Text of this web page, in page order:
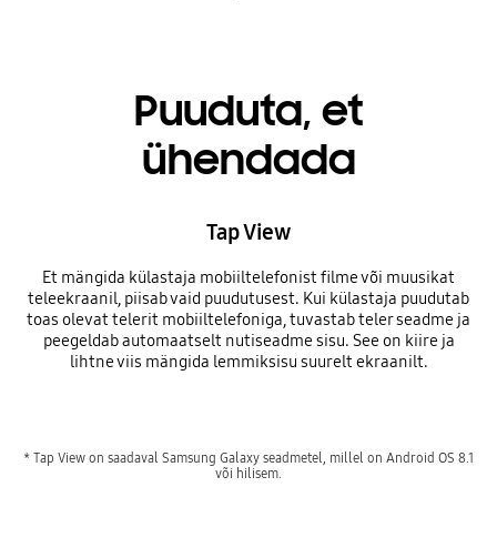
Puuduta, et
ühendada
Tap View
Et mängida külastaja mobiiltelefonist filme või muusikat
teleekraanil, piisab vaid puudutusest. Kui külastaja puudutab
toas olevat telerit mobiiltelefoniga, tuvastab teler seadme ja
peegeldab automaatselt nutiseadme sisu. See on kiire ja
lihtne viis mängida lemmiksisu suurelt ekraanilt.
* Tap View on saadaval Samsung Galaxy seadmetel, millel on Android OS 8.1
või hilisem.